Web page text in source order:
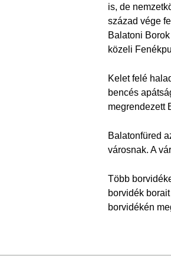
is, de
század vége
Balatoni
közeli
Kelet felé
bencés
megrendezett
Balatonfüred
városnak. A
Több
borvidék
borvidékén